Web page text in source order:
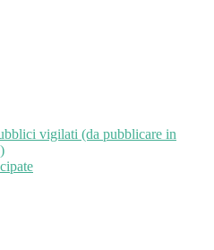
vigilati (da pubblicare in